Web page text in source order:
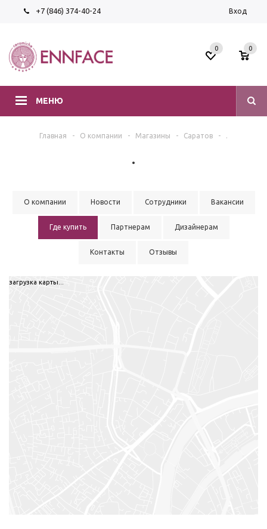
+7 (846) 374-40-24 Вход
МЕНЮ
0 0
Главная - О компании - Магазины - Саратов - .
.
О компании Новости Сотрудники Вакансии
Где купить Партнерам Дизайнерам
Контакты Отзывы
загрузка карты...